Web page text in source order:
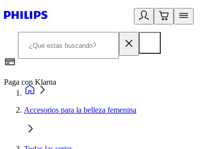
Paga con Klarna
Accesorios para la belleza femenina